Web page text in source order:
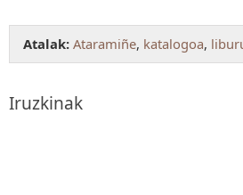
Atalak: Ataramiñe, katalogoa,
Iruzkinak